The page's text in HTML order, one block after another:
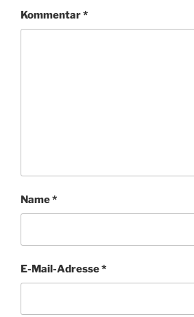
Kommentar*
Name*
E-Mail-Adresse*